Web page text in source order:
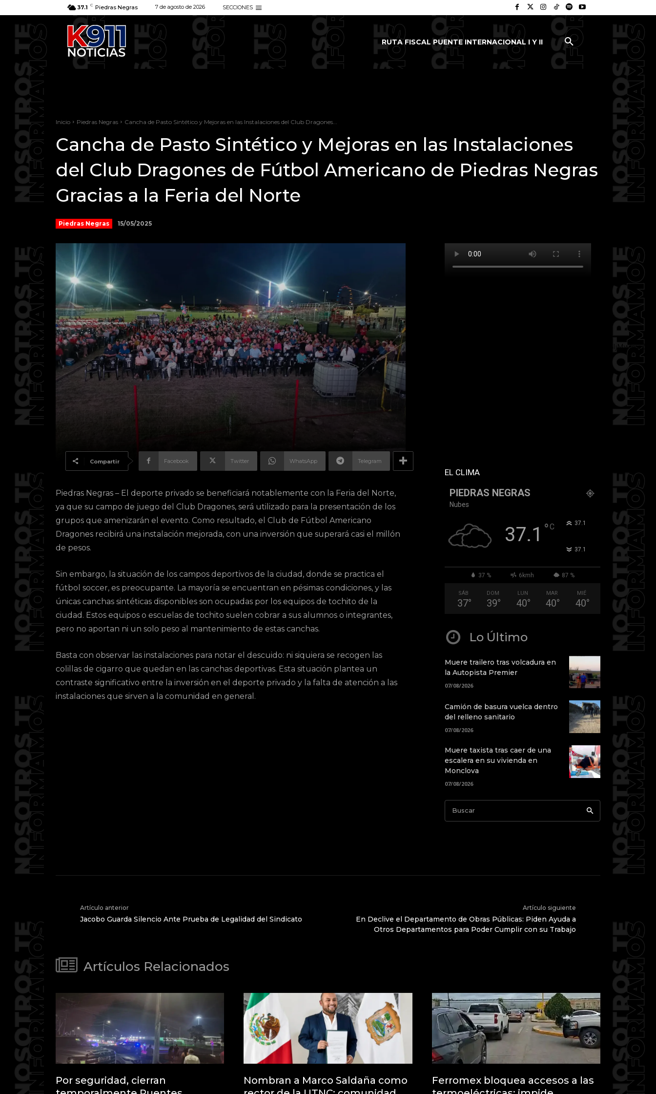
37.1 C Piedras Negras 7 de agosto de 2026 SECCIONES
RUTA FISCAL PUENTE INTERNACIONAL I Y II
Inicio Piedras Negras Cancha de Pasto Sintético y Mejoras en las Instalaciones del Club Dragones...
Cancha de Pasto Sintético y Mejoras en las Instalaciones
del Club Dragones de Fútbol Americano de Piedras Negras
Gracias a la Feria del Norte
Piedras Negras 15/05/2025
Compartir Facebook Twitter WhatsApp Telegram
Piedras Negras – El deporte privado se beneficiará notablemente con la Feria del Norte,
ya que su campo de juego del Club Dragones, será utilizado para la presentación de los
grupos que amenizarán el evento. Como resultado, el Club de Fútbol Americano
Dragones recibirá una instalación mejorada, con una inversión que superará casi el millón
de pesos.
Sin embargo, la situación de los campos deportivos de la ciudad, donde se practica el
fútbol soccer, es preocupante. La mayoría se encuentran en pésimas condiciones, y las
únicas canchas sintéticas disponibles son ocupadas por los equipos de tochito de la
ciudad. Estos equipos o escuelas de tochito suelen cobrar a sus alumnos o integrantes,
pero no aportan ni un solo peso al mantenimiento de estas canchas.
Basta con observar las instalaciones para notar el descuido: ni siquiera se recogen las
colillas de cigarro que quedan en las canchas deportivas. Esta situación plantea un
contraste significativo entre la inversión en el deporte privado y la falta de atención a las
instalaciones que sirven a la comunidad en general.
EL CLIMA
PIEDRAS NEGRAS
Nubes
37.1 °C 37.1
37.1
37 % 6kmh 87 %
SÁB
37°
DOM
39°
LUN
40°
MAR
40°
MIÉ
40°
Lo Último
Muere trailero tras volcadura en
la Autopista Premier
07/08/2026
Camión de basura vuelca dentro
del relleno sanitario
07/08/2026
Muere taxista tras caer de una
escalera en su vivienda en
Monclova
07/08/2026
Buscar
Artículo anterior
Jacobo Guarda Silencio Ante Prueba de Legalidad del Sindicato
Artículo siguiente
En Declive el Departamento de Obras Públicas: Piden Ayuda a
Otros Departamentos para Poder Cumplir con su Trabajo
Artículos Relacionados
Por seguridad, cierran
Nombran a Marco Saldaña como
Ferromex bloquea accesos a las